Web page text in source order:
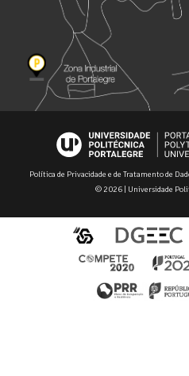
Política de Privacidade e de Tratamento de
© 2026 | Universidade